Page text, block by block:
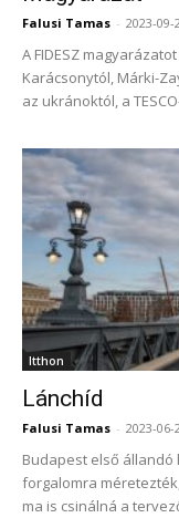
Falusi Tamas - 2023-09-
A FIDESZ
Karácsonytól, Márki-
az ukránoktól, a
Itthon
Lánchíd
Falusi Tamas - 2023-06-
Budapest első
forgalomra
ma is csinálná a